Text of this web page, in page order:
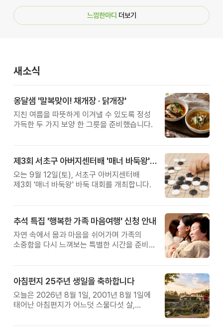
느낌한마디 더보기
새소식
옹달샘 '말복맞이! 채개장 · 닭개장'
지친 여름을 따뜻하게 이겨낼 수 있도록 정성
가득한 두 가지 보양 한 그릇을 준비했습니다.
제3회 서초구 아버지센터배 '매너 바둑왕' 대회
오는 9월 12일(토), 서초구 아버지센터배
제3회 '매너 바둑왕' 바둑 대회를 개최합니다.
추석 특집 '행복한 가족 마음여행' 신청 안내
자연 속에서 몸과 마음을 쉬어가며 가족의
소중함을 다시 느껴보는 특별한 시간을 준비해
아침편지 25주년 생일을 축하합니다
오늘은 2026년 8월 1일, 2001년 8월 1일에
태어난 아침편지가 어느덧 스물다섯 살,